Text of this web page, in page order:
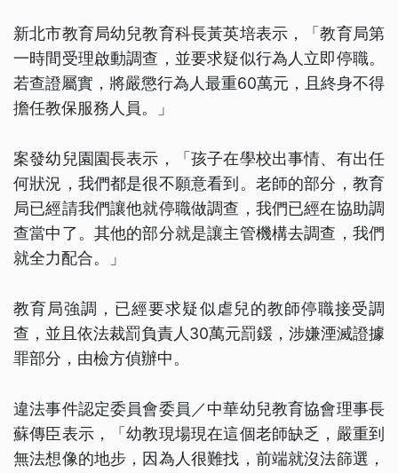
新北市教育局幼兒教育科長黃英培表示，「教育局第
一時間受理啟動調查，並要求疑似行為人立即停職。
若查證屬實，將嚴懲行為人最重60萬元，且終身不得
擔任教保服務人員。」
案發幼兒園園長表示，「孩子在學校出事情、有出任
何狀況，我們都是很不願意看到。老師的部分，教育
局已經請我們讓他就停職做調查，我們已經在協助調
查當中了。其他的部分就是讓主管機構去調查，我們
就全力配合。」
教育局強調，已經要求疑似虐兒的教師停職接受調
查，並且依法裁罰負責人30萬元罰鍰，涉嫌湮滅證據
罪部分，由檢方偵辦中。
違法事件認定委員會委員／中華幼兒教育協會理事長
蘇傳臣表示，「幼教現場現在這個老師缺乏，嚴重到
無法想像的地步，因為人很難找，前端就沒法篩選，